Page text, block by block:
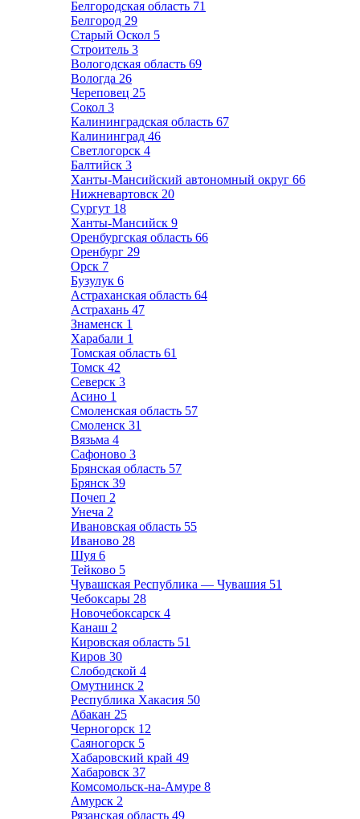
Белгородская область 71
Белгород 29
Старый Оскол 5
Строитель 3
Вологодская область 69
Вологда 26
Череповец 25
Сокол 3
Калининградская область 67
Калининград 46
Светлогорск 4
Балтийск 3
Ханты-Мансийский автономный округ 66
Нижневартовск 20
Сургут 18
Ханты-Мансийск 9
Оренбургская область 66
Оренбург 29
Орск 7
Бузулук 6
Астраханская область 64
Астрахань 47
Знаменск 1
Харабали 1
Томская область 61
Томск 42
Северск 3
Асино 1
Смоленская область 57
Смоленск 31
Вязьма 4
Сафоново 3
Брянская область 57
Брянск 39
Почеп 2
Унеча 2
Ивановская область 55
Иваново 28
Шуя 6
Тейково 5
Чувашская Республика — Чувашия 51
Чебоксары 28
Новочебоксарск 4
Канаш 2
Кировская область 51
Киров 30
Слободской 4
Омутнинск 2
Республика Хакасия 50
Абакан 25
Черногорск 12
Саяногорск 5
Хабаровский край 49
Хабаровск 37
Комсомольск-на-Амуре 8
Амурск 2
Рязанская область 49